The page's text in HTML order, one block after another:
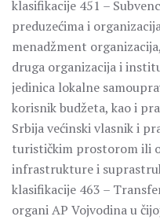
klasifikacije 451 –
preduzećima i
menadžment
druga organizacija i
jedinica lokalne
korisnik budžeta, kao i
Srbija većinski vlasnik i
turističkim prostorom ili
infrastrukture i
klasifikacije 463 –
organi AP Vojvodina u